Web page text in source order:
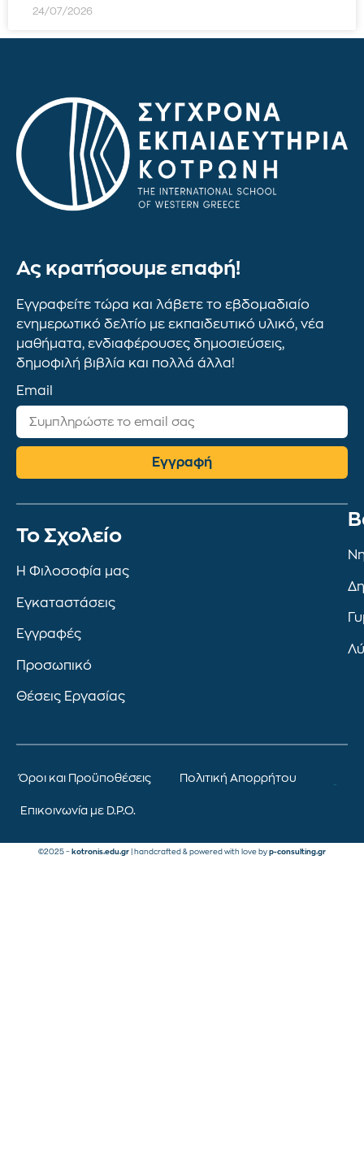
24/07/2026
Ας κρατήσουμε επαφή!
Εγγραφείτε τώρα και λάβετε το εβδομαδιαίο
ενημερωτικό δελτίο με εκπαιδευτικό υλικό, νέα
μαθήματα, ενδιαφέρουσες δημοσιεύσεις,
δημοφιλή βιβλία και πολλά άλλα!
Email
Εγγραφή
To Σχολείο
Η Φιλοσοφία μας
Εγκαταστάσεις
Εγγραφές
Προσωπικό
Θέσεις Εργασίας
Όροι και Προϋποθέσεις Πολιτική Απορρήτου
Επικοινωνία με D.P.O.
©2025 – kotronis.edu.gr | handcrafted & powered with love by p-consulting.gr